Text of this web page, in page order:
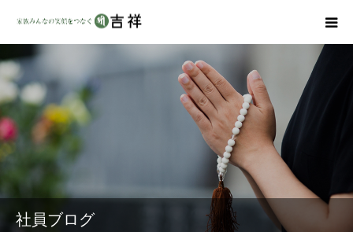
社員ブログ
商品ラインナップ
墓地・霊園を探す
吉祥の特徴